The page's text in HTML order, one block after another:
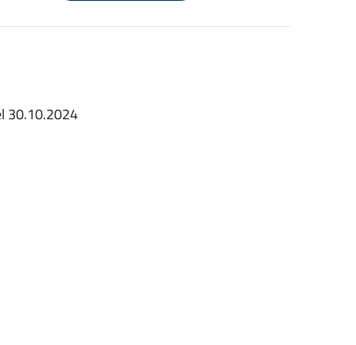
30.10.2024